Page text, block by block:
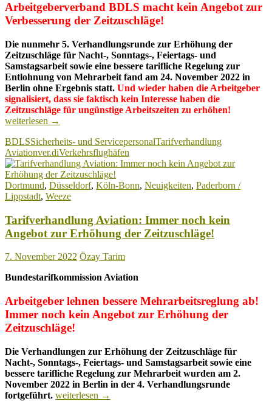
Arbeitgeberverband BDLS macht kein Angebot zur
Verbesserung der Zeitzuschläge!
Die nunmehr 5. Verhandlungsrunde zur Erhöhung der
Zeitzuschläge für Nacht-, Sonntags-, Feiertags- und
Samstagsarbeit sowie eine bessere tarifliche Regelung zur
Entlohnung von Mehrarbeit fand am 24. November 2022 in
Berlin ohne Ergebnis statt. Und wieder haben die Arbeitgeber
signalisiert, dass sie faktisch kein Interesse haben die
Zeitzuschläge für ungünstige Arbeitszeiten zu erhöhen!
gekündigt!
weiterlesen →
BDLSSicherheits- und ServicepersonalTarifverhandlung
Aviationver.diVerkehrsflughäfen
Dortmund, Düsseldorf, Köln-Bonn, Neuigkeiten, Paderborn /
Lippstadt, Weeze
Tarifverhandlung Aviation: Immer noch kein
Angebot zur Erhöhung der Zeitzuschläge!
7. November 2022 Özay Tarim
Bundestarifkommission Aviation
Arbeitgeber lehnen bessere Mehrarbeitsreglung ab!
Immer noch kein Angebot zur Erhöhung der
Zeitzuschläge!
Die Verhandlungen zur Erhöhung der Zeitzuschläge für
Nacht-, Sonntags-, Feiertags- und Samstagsarbeit sowie eine
bessere tarifliche Regelung zur Mehrarbeit wurden am 2.
November 2022 in Berlin in der 4. Verhandlungsrunde
fortgeführt. Tarifverhandlung
weiterlesen →